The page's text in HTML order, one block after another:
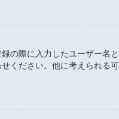
の際に入力したユーザー名
ください。他に考えられる